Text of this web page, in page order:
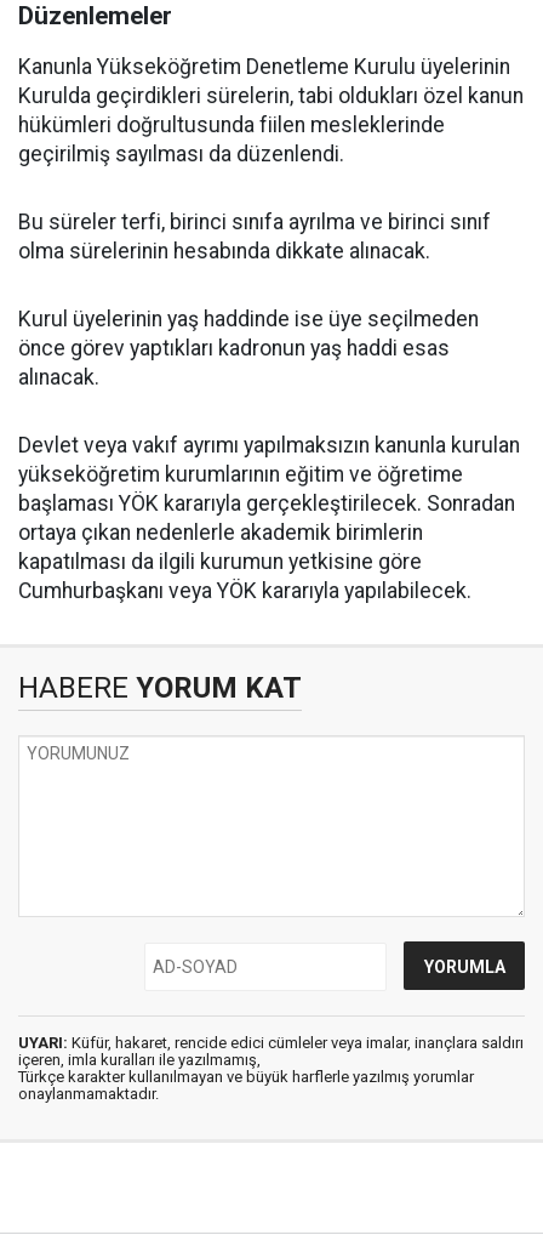
Düzenlemeler
Kanunla Yükseköğretim Denetleme Kurulu üyelerinin
Kurulda geçirdikleri sürelerin, tabi oldukları özel kanun
hükümleri doğrultusunda fiilen mesleklerinde
geçirilmiş sayılması da düzenlendi.
Bu süreler terfi, birinci sınıfa ayrılma ve birinci sınıf
olma sürelerinin hesabında dikkate alınacak.
Kurul üyelerinin yaş haddinde ise üye seçilmeden
önce görev yaptıkları kadronun yaş haddi esas
alınacak.
Devlet veya vakıf ayrımı yapılmaksızın kanunla kurulan
yükseköğretim kurumlarının eğitim ve öğretime
başlaması YÖK kararıyla gerçekleştirilecek. Sonradan
ortaya çıkan nedenlerle akademik birimlerin
kapatılması da ilgili kurumun yetkisine göre
Cumhurbaşkanı veya YÖK kararıyla yapılabilecek.
HABERE YORUM KAT
UYARI: Küfür, hakaret, rencide edici cümleler veya imalar, inançlara saldırı
içeren, imla kuralları ile yazılmamış,
Türkçe karakter kullanılmayan ve büyük harflerle yazılmış yorumlar
onaylanmamaktadır.